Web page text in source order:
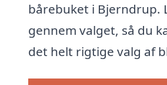
bårebuket i Bjerndrup.
gennem valget, så du
det helt rigtige valg af